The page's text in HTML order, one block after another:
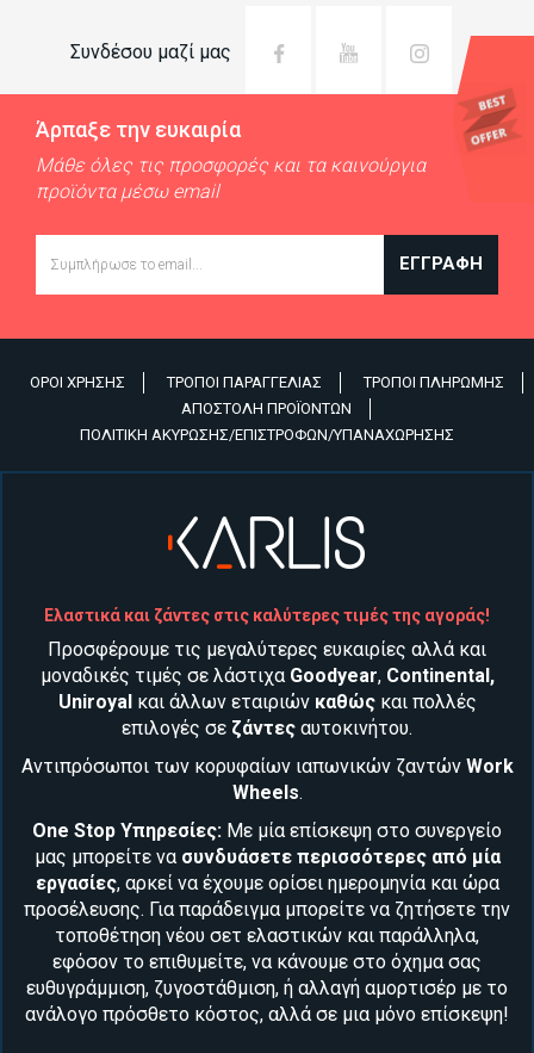
Συνδέσου μαζί μας
Άρπαξε την ευκαιρία
Μάθε όλες τις προσφορές και τα καινούργια
προϊόντα μέσω email
ΕΓΓΡΑΦΉ
ΌΡΟΙ ΧΡΉΣΗΣ ΤΡΌΠΟΙ ΠΑΡΑΓΓΕΛΊΑΣ
ΤΡΌΠΟΙ ΠΛΗΡΩΜΉΣ
ΑΠΟΣΤΟΛΉ ΠΡΟΪΌΝΤΩΝ
ΠΟΛΙΤΙΚΉ ΑΚΎΡΩΣΗΣ/ΕΠΙΣΤΡΟΦΏΝ/ΥΠΑΝΑΧΏΡΗΣΗΣ
Ελαστικά και ζάντες στις καλύτερες τιμές της αγοράς!
Προσφέρουμε τις μεγαλύτερες ευκαιρίες αλλά και
μοναδικές τιμές σε λάστιχα Goodyear, Continental,
Uniroyal και άλλων εταιριώνκαθώς και πολλές
επιλογές σε ζάντες αυτοκινήτου.
Αντιπρόσωποι των κορυφαίων ιαπωνικών ζαντών Work
Wheels.
One Stop Υπηρεσίες: Με μία επίσκεψη στο συνεργείο
μας μπορείτε να συνδυάσετε περισσότερες από μία
εργασίες, αρκεί να έχουμε ορίσει ημερομηνία και ώρα
προσέλευσης. Για παράδειγμα μπορείτε να ζητήσετε την
τοποθέτηση νέου σετ ελαστικών και παράλληλα,
εφόσον το επιθυμείτε, να κάνουμε στο όχημα σας
ευθυγράμμιση, ζυγοστάθμιση, ή αλλαγή αμορτισέρ με το
ανάλογο πρόσθετο κόστος, αλλά σε μια μόνο επίσκεψη!